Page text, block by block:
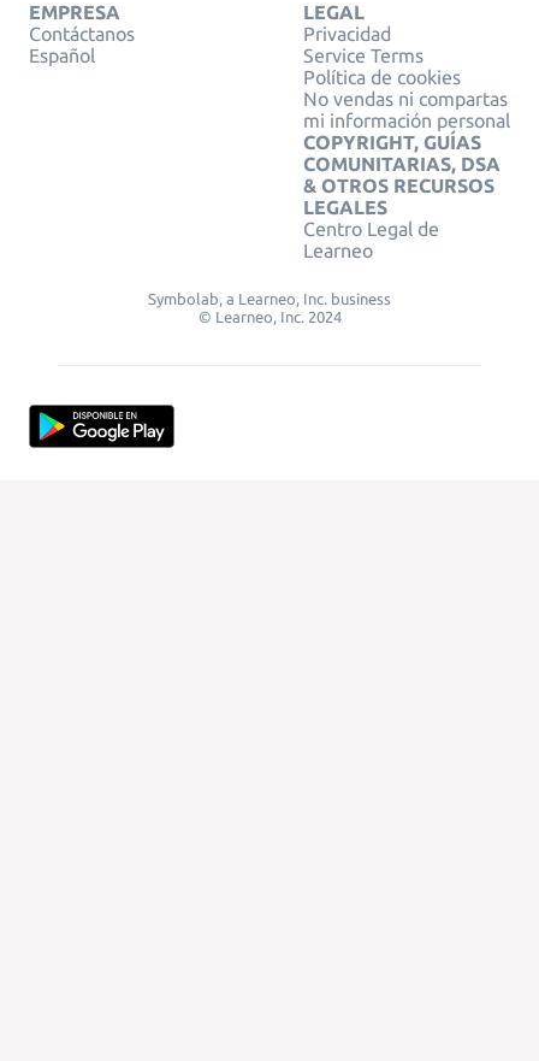
EMPRESA
Contáctanos
Español
LEGAL
Privacidad
Service Terms
Política de cookies
No vendas ni compartas
mi información personal
COPYRIGHT, GUÍAS
COMUNITARIAS, DSA
& OTROS RECURSOS
LEGALES
Centro Legal de
Learneo
Symbolab, a Learneo, Inc. business
© Learneo, Inc. 2024